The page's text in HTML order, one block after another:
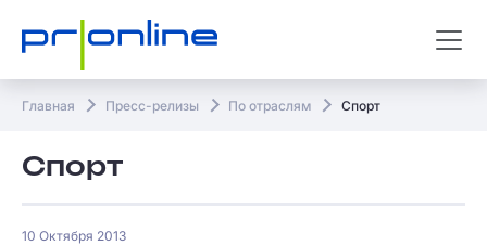
Главная Пресс-релизы По отраслям Спорт
Спорт
10 Октября 2013